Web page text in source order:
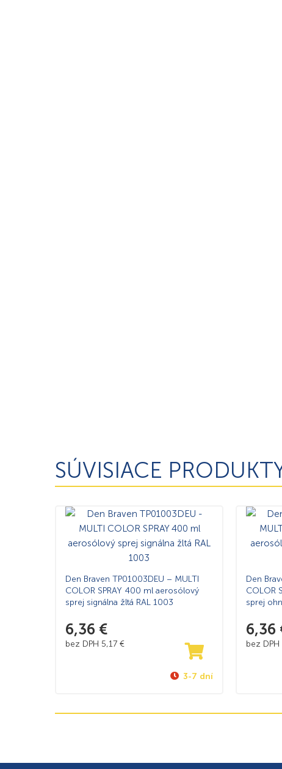
SÚVISIACE
Den Braven TP01003DEU – MULTI
COLOR SPRAY 400 ml aerosólový
sprej signálna žltá RAL 1003
6,36 €
bez DPH 5,17 €
3-7 dní
Den
COLOR
sprej
6,36
bez DPH